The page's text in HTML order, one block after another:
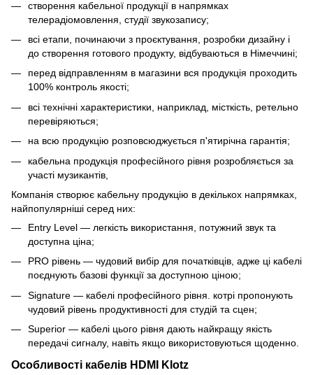
створення кабельної продукції в напрямках
телерадіомовлення, студії звукозапису;
всі етапи, починаючи з проєктування, розробки дизайну і
до створення готового продукту, відбуваються в Німеччині;
перед відправленням в магазини вся продукція проходить
100% контроль якості;
всі технічні характеристики, наприклад, місткість, ретельно
перевіряються;
на всю продукцію розповсюджується п'ятирічна гарантія;
кабельна продукція професійного рівня розробляється за
участі музикантів,
Компанія створює кабельну продукцію в декількох напрямках,
найпопулярніші серед них:
Entry Level — легкість використання, потужний звук та
доступна ціна;
PRO рівень — чудовий вибір для початківців, адже ці кабелі
поєднують базові функції за доступною ціною;
Signature — кабелі професійного рівня. котрі пропонують
чудовий рівень продуктивності для студій та сцен;
Superior — кабелі цього рівня дають найкращу якість
передачі сигналу, навіть якщо використовуються щоденно.
Особливості кабелів HDMI Klotz